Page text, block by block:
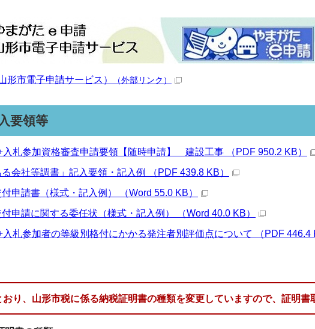
形市電子申請サービス） （外部リンク）
要領等
札参加資格審査申請要領【随時申請】 建設工事 （PDF 950.2 KB）
る会社等調書」記入要領・記入例 （PDF 439.8 KB）
申請書（様式・記入例） （Word 55.0 KB）
申請に関する委任状（様式・記入例） （Word 40.0 KB）
札参加者の等級別格付にかかる発注者別評価点について （PDF 446.4
り、山形市税に係る納税証明書の種類を変更していますので、証明書